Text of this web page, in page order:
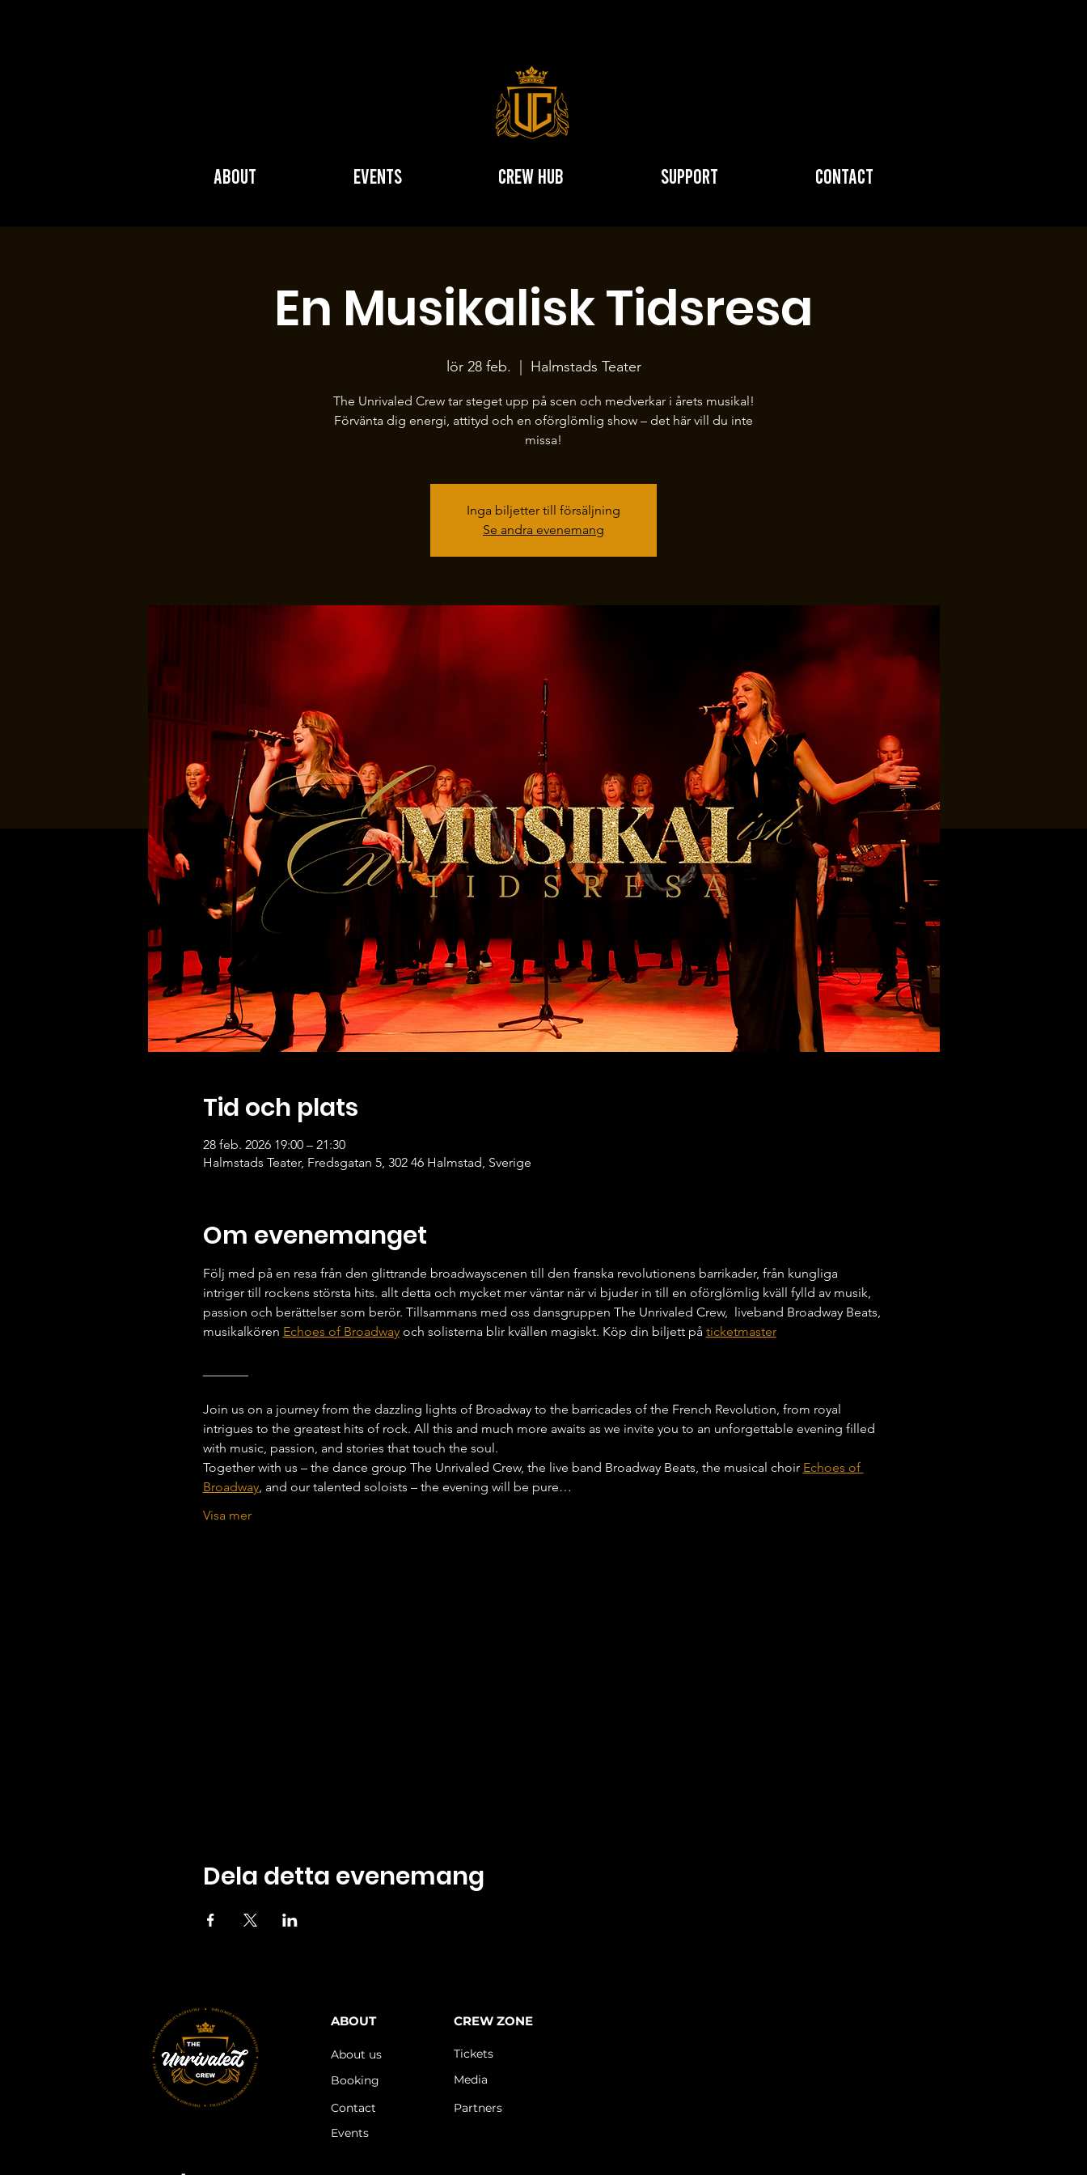
About Events Crew hub Support Contact
En Musikalisk Tidsresa
lör 28 feb. Halmstads Teater
The Unrivaled Crew tar steget upp på scen och medverkar i årets musikal!
Förvänta dig energi, attityd och en oförglömlig show – det här vill du inte
missa!
Inga biljetter till försäljning
Se andra evenemang
Tid och plats
28 feb. 2026 19:00 – 21:30
Halmstads Teater, Fredsgatan 5, 302 46 Halmstad, Sverige
Om evenemanget
Följ med på en resa från den glittrande broadwayscenen till den franska revolutionens barrikader, från kungliga
intriger till rockens största hits. allt detta och mycket mer väntar när vi bjuder in till en oförglömlig kväll fylld av musik,
passion och berättelser som berör. Tillsammans med oss dansgruppen The Unrivaled Crew,  liveband Broadway Beats,
musikalkören Echoes of Broadway och solisterna blir kvällen magiskt. Köp din biljett på ticketmaster
Join us on a journey from the dazzling lights of Broadway to the barricades of the French Revolution, from royal
intrigues to the greatest hits of rock. All this and much more awaits as we invite you to an unforgettable evening filled
with music, passion, and stories that touch the soul.
Together with us – the dance group The Unrivaled Crew, the live band Broadway Beats, the musical choir Echoes of
Broadway, and our talented soloists – the evening will be pure…
Visa mer
Dela detta evenemang
ABOUT
About us
Booking
Contact
CREW ZONE
Tickets
Media
Partners
Events